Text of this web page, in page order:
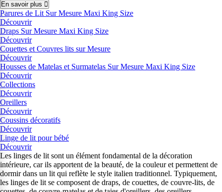
En savoir plus
Parures de Lit Sur Mesure Maxi King Size
Découvrir
Draps Sur Mesure Maxi King Size
Découvrir
Couettes et Couvres lits sur Mesure
Découvrir
Housses de Matelas et Surmatelas Sur Mesure Maxi King Size
Découvrir
Collections
Découvrir
Oreillers
Découvrir
Coussins décoratifs
Découvrir
Linge de lit pour bébé
Découvrir
Les linges de lit sont un élément fondamental de la décoration
intérieure, car ils apportent de la beauté, de la couleur et permettent de
dormir dans un lit qui reflète le style italien traditionnel. Typiquement,
les linges de lit se composent de draps, de couettes, de couvre-lits, de